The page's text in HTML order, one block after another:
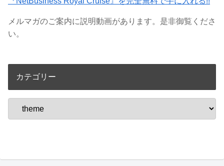
メルマガのご案内に説明動画があります。是非御覧くださ
い。
カテゴリー